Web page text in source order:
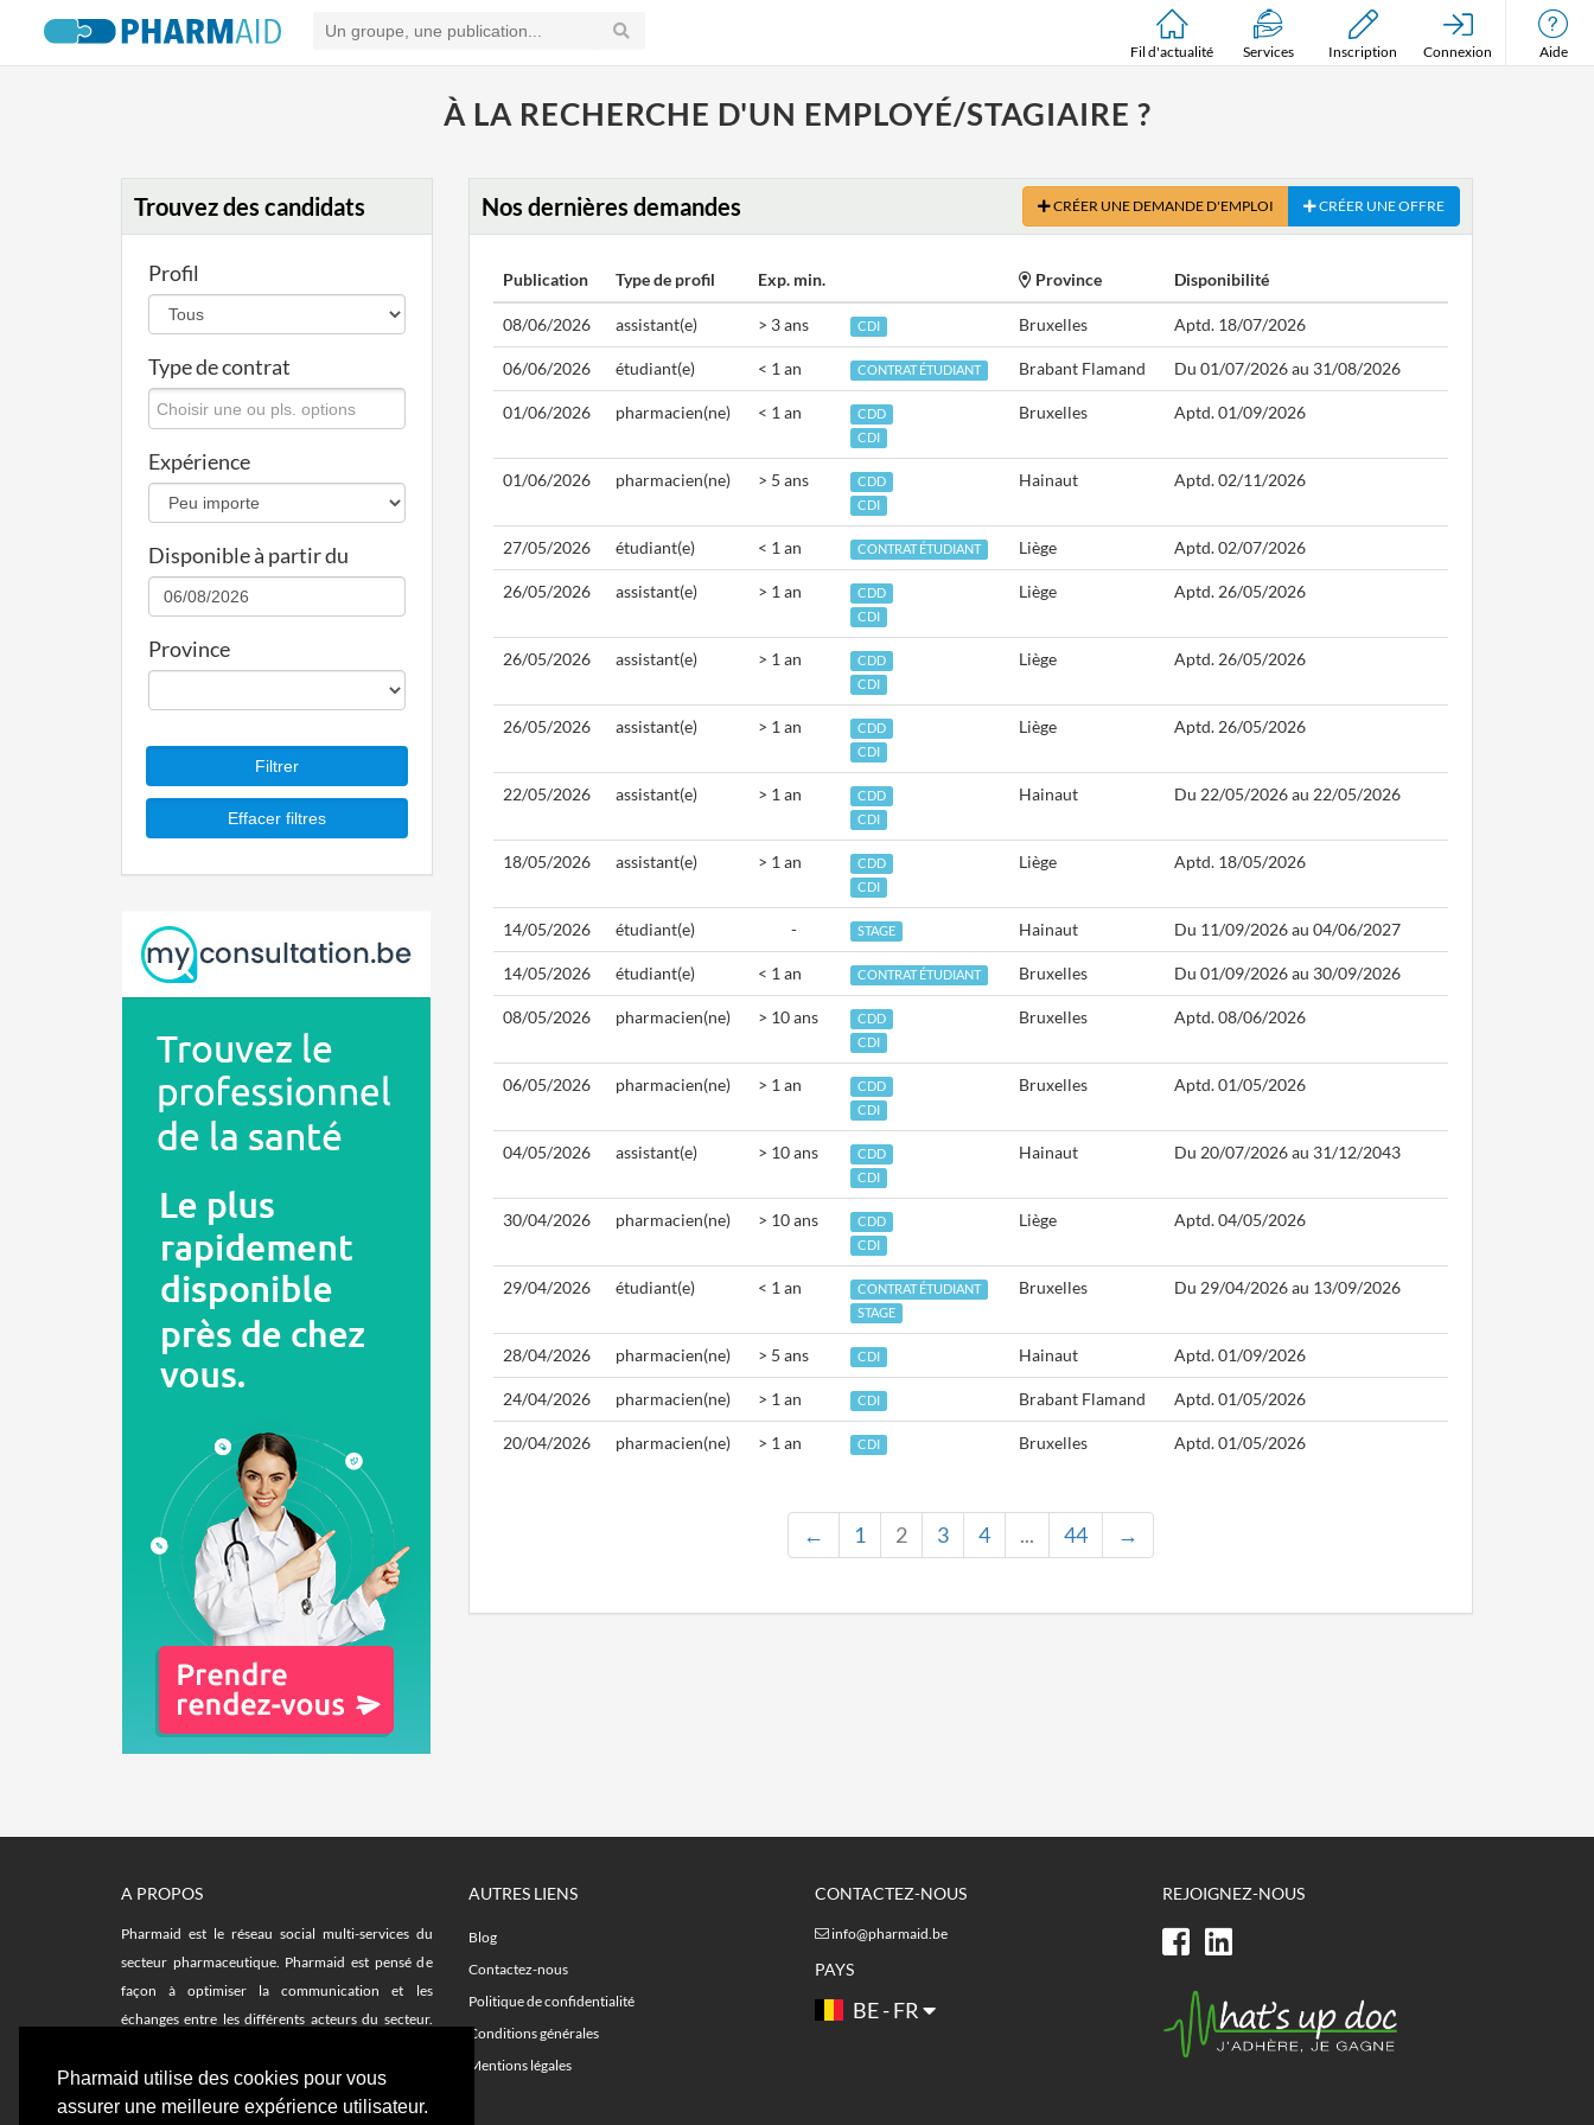
Pharmaid utilise des cookies pour vous
assurer une meilleure expérience utilisateur.
Fil d'actualité Services Inscription Connexion Aide
À LA RECHERCHE D'UN EMPLOYÉ/STAGIAIRE ?
Trouvez des candidats
Profil
Type de contrat
Expérience
Disponible à partir du
Province
Nos dernières demandes CRÉER UNE DEMANDE D'EMPLOI CRÉER UNE OFFRE
Publication Type de profil Exp. min. Province Disponibilité
08/06/2026 assistant(e) > 3 ans CDI Bruxelles Aptd. 18/07/2026
06/06/2026 étudiant(e) < 1 an CONTRAT ÉTUDIANT Brabant Flamand Du 01/07/2026 au 31/08/2026
01/06/2026 pharmacien(ne) < 1 an
CDD
CDI
Bruxelles Aptd. 01/09/2026
01/06/2026 pharmacien(ne) > 5 ans
CDD
CDI
Hainaut Aptd. 02/11/2026
27/05/2026 étudiant(e) < 1 an CONTRAT ÉTUDIANT Liège Aptd. 02/07/2026
26/05/2026 assistant(e) > 1 an
CDD
CDI
Liège Aptd. 26/05/2026
26/05/2026 assistant(e) > 1 an
CDD
CDI
Liège Aptd. 26/05/2026
26/05/2026 assistant(e) > 1 an
CDD
CDI
Liège Aptd. 26/05/2026
22/05/2026 assistant(e) > 1 an
CDD
CDI
Hainaut Du 22/05/2026 au 22/05/2026
18/05/2026 assistant(e) > 1 an
CDD
CDI
Liège Aptd. 18/05/2026
14/05/2026 étudiant(e) - STAGE Hainaut Du 11/09/2026 au 04/06/2027
14/05/2026 étudiant(e) < 1 an CONTRAT ÉTUDIANT Bruxelles Du 01/09/2026 au 30/09/2026
08/05/2026 pharmacien(ne) > 10 ans
CDD
CDI
Bruxelles Aptd. 08/06/2026
06/05/2026 pharmacien(ne) > 1 an
CDD
CDI
Bruxelles Aptd. 01/05/2026
04/05/2026 assistant(e) > 10 ans
CDD
CDI
Hainaut Du 20/07/2026 au 31/12/2043
30/04/2026 pharmacien(ne) > 10 ans
CDD
CDI
Liège Aptd. 04/05/2026
29/04/2026 étudiant(e) < 1 an
CONTRAT ÉTUDIANT
STAGE
Bruxelles Du 29/04/2026 au 13/09/2026
28/04/2026 pharmacien(ne) > 5 ans CDI Hainaut Aptd. 01/09/2026
24/04/2026 pharmacien(ne) > 1 an CDI Brabant Flamand Aptd. 01/05/2026
20/04/2026 pharmacien(ne) > 1 an CDI Bruxelles Aptd. 01/05/2026
← 1 2 3 4 ... 44 →
A PROPOS
Pharmaid est le réseau social multi-services du
secteur pharmaceutique. Pharmaid est pensé de
façon à optimiser la communication et les
échanges entre les différents acteurs du secteur.
les plateformes d'emplois, remplacements,
formations et notre annuaire de délégués.
AUTRES LIENS
Blog
Contactez-nous
Politique de confidentialité
Conditions générales
Mentions légales
CONTACTEZ-NOUS
info@pharmaid.be
PAYS
BE - FR
REJOIGNEZ-NOUS